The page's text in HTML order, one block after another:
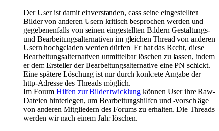
Der User ist damit einverstanden, dass seine eingestellten
Bilder von anderen Usern kritisch besprochen werden und
gegebenenfalls von seinen eingestellten Bildern Gestaltungs-
und Bearbeitungsalternativen im gleichen Thread von anderen
Usern hochgeladen werden dürfen. Er hat das Recht, diese
Bearbeitungsalternativen unmittelbar löschen zu lassen, indem
er dem Ersteller der Bearbeitungsalternative eine PN schickt.
Eine spätere Löschung ist nur durch konkrete Angabe der
http-Adresse des Threads möglich.
Im Forum Hilfen zur Bildentwicklung können User ihre Raw-
Dateien hinterlegen, um Bearbeitungshilfen und -vorschläge
von anderen Mitgliedern des Forums zu erhalten. Die Threads
werden wir nach einem Jahr löschen.